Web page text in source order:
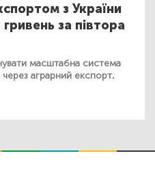
з України
за півтора
масштабна система
через аграрний експорт.